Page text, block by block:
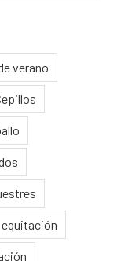
verano
equitación